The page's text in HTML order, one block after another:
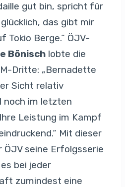
gut bin, spricht für
das gibt mir
Tokio Berge.“ ÖJV-
Bönisch lobte die
Dritte: „Bernadette
Sicht relativ
noch im letzten
Leistung im Kampf
Mit dieser
ÖJV seine Erfolgsserie
bei jeder
zumindest eine